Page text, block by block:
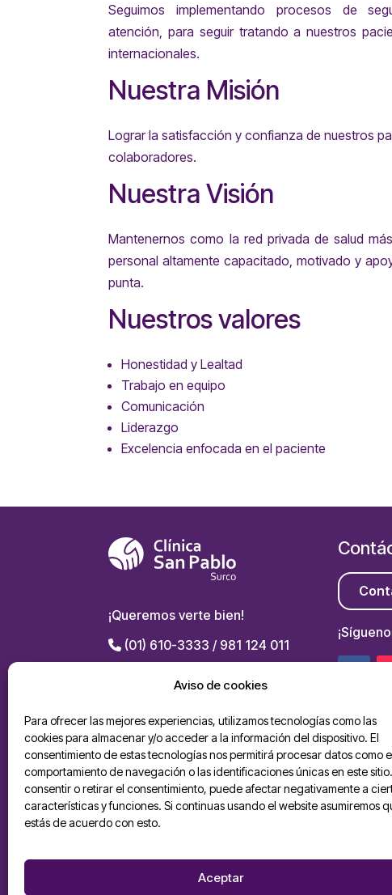
Aviso de cookies
Para ofrecer las mejores experiencias, utilizamos tecnologías como las
cookies para almacenar y/o acceder a la información del dispositivo. El
consentimiento de estas tecnologías nos permitirá procesar datos como
comportamiento de navegación o las identificaciones únicas en este
consentir o retirar el consentimiento, puede afectar negativamente a
características y funciones. Si continuas usando el website asumiremos
estás de acuerdo con esto.
Aceptar
Seguimos implementando procesos de
atención, para seguir tratando a nuestros
internacionales.
Nuestra Misión
Lograr la satisfacción y confianza de nuestros
colaboradores.
Nuestra Visión
Mantenernos como la red privada de salud
personal altamente capacitado, motivado y
punta.
Nuestros valores
Honestidad y Lealtad
Trabajo en equipo
Comunicación
Liderazgo
Excelencia enfocada en el paciente
¡Queremos verte bien!
(01) 610-3333 / 981 124 011
Políticas de privacidad
Buzón de sugerencias
Solicitud ARCO
Derechos y deberes
APP: